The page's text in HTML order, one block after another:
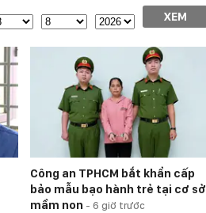
XEM
Công an TPHCM bắt khẩn cấp
bảo mẫu bạo hành trẻ tại cơ sở
mầm non - 6 giờ trước